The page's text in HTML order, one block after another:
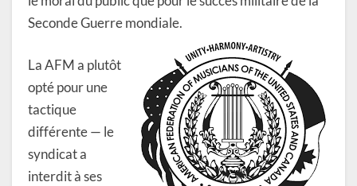
Seconde Guerre mondiale.
La AFM a plutôt
opté pour une
tactique
différente — le
syndicat a
interdit à ses